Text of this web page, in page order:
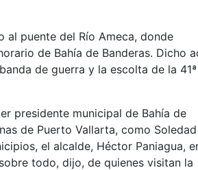
al puente del Río Ameca, donde
de Bahía de Banderas. Dicho
de guerra y la escolta de la 41ª
presidente municipal de Bahía de
de Puerto Vallarta, como Soledad
el alcalde, Héctor Paniagua,
todo, dijo, de quienes visitan la